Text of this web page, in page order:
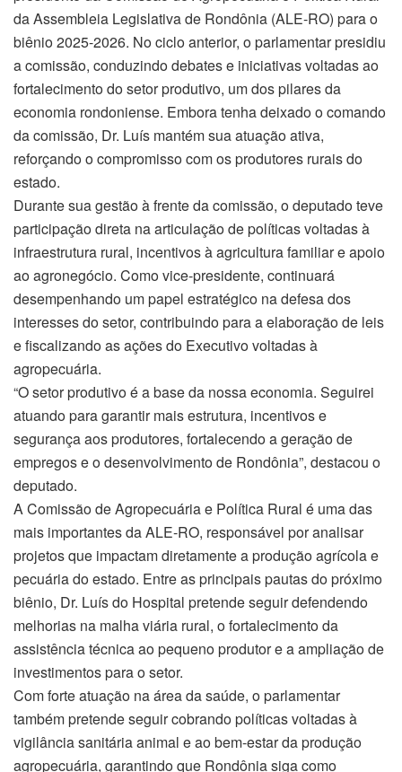
da Assembleia Legislativa de Rondônia (ALE-RO) para o
biênio 2025-2026. No ciclo anterior, o parlamentar presidiu
a comissão, conduzindo debates e iniciativas voltadas ao
fortalecimento do setor produtivo, um dos pilares da
economia rondoniense. Embora tenha deixado o comando
da comissão, Dr. Luís mantém sua atuação ativa,
reforçando o compromisso com os produtores rurais do
estado.
Durante sua gestão à frente da comissão, o deputado teve
participação direta na articulação de políticas voltadas à
infraestrutura rural, incentivos à agricultura familiar e apoio
ao agronegócio. Como vice-presidente, continuará
desempenhando um papel estratégico na defesa dos
interesses do setor, contribuindo para a elaboração de leis
e fiscalizando as ações do Executivo voltadas à
agropecuária.
“O setor produtivo é a base da nossa economia. Seguirei
atuando para garantir mais estrutura, incentivos e
segurança aos produtores, fortalecendo a geração de
empregos e o desenvolvimento de Rondônia”, destacou o
deputado.
A Comissão de Agropecuária e Política Rural é uma das
mais importantes da ALE-RO, responsável por analisar
projetos que impactam diretamente a produção agrícola e
pecuária do estado. Entre as principais pautas do próximo
biênio, Dr. Luís do Hospital pretende seguir defendendo
melhorias na malha viária rural, o fortalecimento da
assistência técnica ao pequeno produtor e a ampliação de
investimentos para o setor.
Com forte atuação na área da saúde, o parlamentar
também pretende seguir cobrando políticas voltadas à
vigilância sanitária animal e ao bem-estar da produção
agropecuária, garantindo que Rondônia siga como